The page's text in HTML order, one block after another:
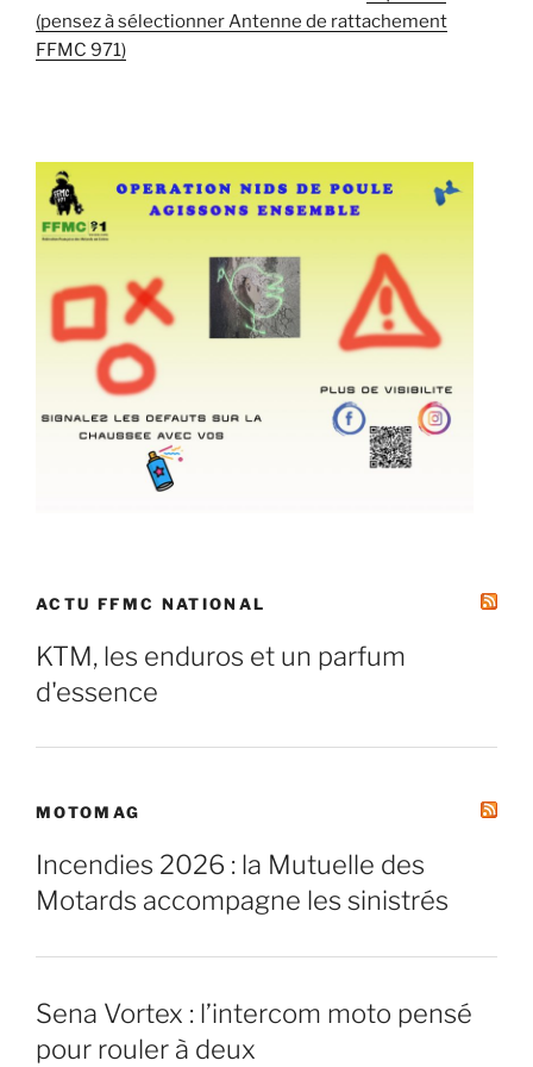
(pensez à sélectionner Antenne de rattachement
FFMC 971)
ACTU FFMC NATIONAL
KTM, les enduros et un parfum
d'essence
MOTOMAG
Incendies 2026 : la Mutuelle des
Motards accompagne les sinistrés
Sena Vortex : l’intercom moto pensé
pour rouler à deux